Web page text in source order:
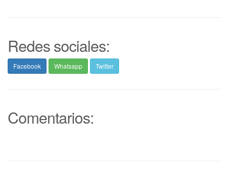
Redes sociales:
Facebook Whatsapp Twitter
Comentarios: